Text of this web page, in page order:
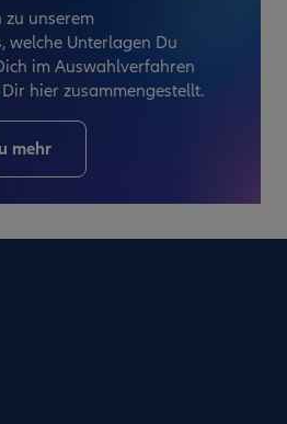
unserem
welche Unterlagen Du
im Auswahlverfahren
hier zusammengestellt.
mehr